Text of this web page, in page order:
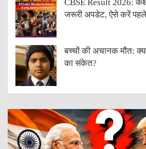
CBSE Result 2026:
जरूरी अपडेट, ऐसे करें पहले
बच्चों की अचानक मौत:
का संकेत?